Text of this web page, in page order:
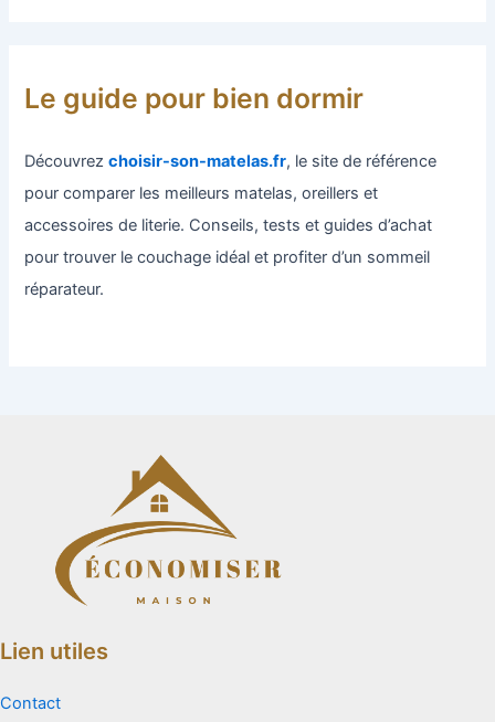
Le guide pour bien dormir
Découvrezchoisir-son-matelas.fr, le site de référence
pour comparer les meilleurs matelas, oreillers et
accessoires de literie. Conseils, tests et guides d’achat
pour trouver le couchage idéal et profiter d’un sommeil
réparateur.
Lien utiles
Contact